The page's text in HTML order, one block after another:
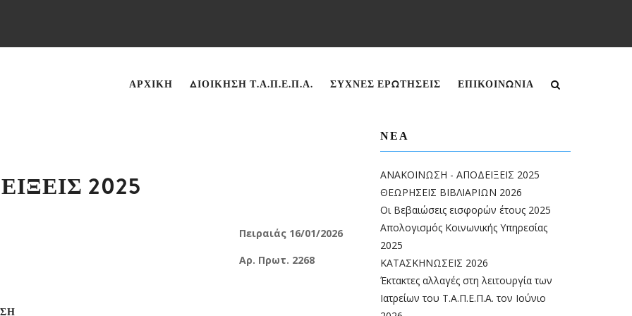
ΑΡΧΙΚΉ ΔΙΟΊΚΗΣΗ Τ.Α.Π.Ε.Π.Α. ΣΥΧΝΕΣ ΕΡΩΤΗΣΕΙΣ ΕΠΙΚΟΙΝΩΝΊΑ
2025
16/01/2026
2268
ΝΈΑ
ΑΝΑΚΟΙΝΩΣΗ - ΑΠΟΔΕΙΞΕΙΣ 2025
ΘΕΩΡΗΣΕΙΣ ΒΙΒΛΙΑΡΙΩΝ 2026
Οι Βεβαιώσεις εισφορών έτους 2025
Απολογισμός Κοινωνικής Υπηρεσίας
2025
ΚΑΤΑΣΚΗΝΩΣΕΙΣ 2026
Έκτακτες αλλαγές στη λειτουργία των
Ιατρείων του Τ.Α.Π.Ε.Π.Α. τον Ιούνιο